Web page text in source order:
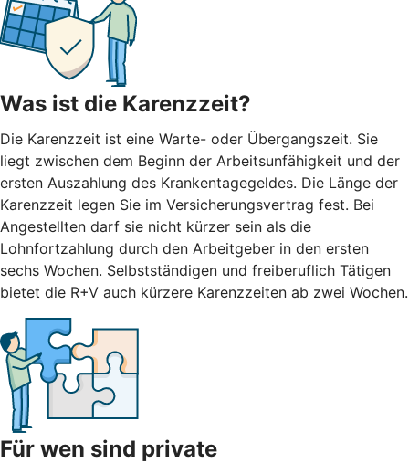
Was ist die Karenzzeit?
Die Karenzzeit ist eine Warte- oder Übergangszeit. Sie
liegt zwischen dem Beginn der Arbeitsunfähigkeit und der
ersten Auszahlung des Krankentagegeldes. Die Länge der
Karenzzeit legen Sie im Versicherungsvertrag fest. Bei
Angestellten darf sie nicht kürzer sein als die
Lohnfortzahlung durch den Arbeitgeber in den ersten
sechs Wochen. Selbstständigen und freiberuflich Tätigen
bietet die R+V auch kürzere Karenzzeiten ab zwei Wochen.
Für wen sind private